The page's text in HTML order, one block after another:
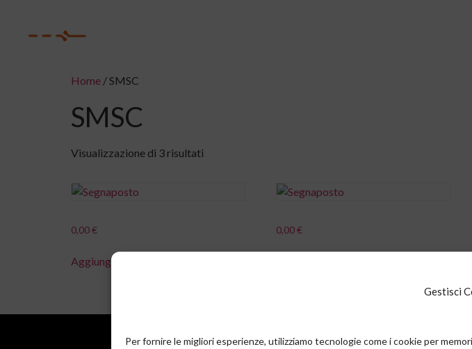
Gestisci
Per fornire le migliori esperienze, utilizziamo tecnologie come i cookie per
Home / SMSC
SMSC
Visualizzazione di 3 risultati
0,00€
Aggiungi al carrello
0,00€